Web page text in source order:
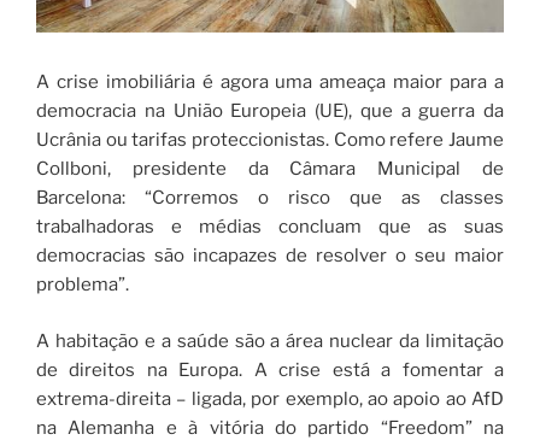
A crise imobiliária é agora uma ameaça maior para a
democracia na União Europeia (UE), que a guerra da
Ucrânia ou tarifas proteccionistas. Como refere Jaume
Collboni, presidente da Câmara Municipal de
Barcelona: “Corremos o risco que as classes
trabalhadoras e médias concluam que as suas
democracias são incapazes de resolver o seu maior
problema”.
A habitação e a saúde são a área nuclear da limitação
de direitos na Europa. A crise está a fomentar a
extrema-direita – ligada, por exemplo, ao apoio ao AfD
na Alemanha e à vitória do partido “Freedom” na